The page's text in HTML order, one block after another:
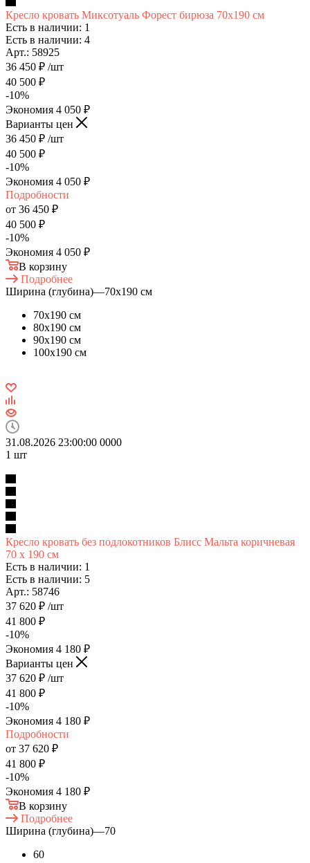
Кресло кровать Миксотуаль Форест бирюза 70х190 см
Есть в наличии: 1
Есть в наличии: 4
Арт.: 58925
36 450 ₽ /шт
40 500 ₽
-10%
Экономия 4 050 ₽
Варианты цен
36 450 ₽ /шт
40 500 ₽
-10%
Экономия 4 050 ₽
Подробности
от 36 450 ₽
40 500 ₽
-10%
Экономия 4 050 ₽
В корзину
Подробнее
Ширина (глубина)—70х190 см
70х190 см
80х190 см
90х190 см
100х190 см
31.08.2026 23:00:00 0000
1 шт
Кресло кровать без подлокотников Блисс Мальта коричневая
70 х 190 см
Есть в наличии: 1
Есть в наличии: 5
Арт.: 58746
37 620 ₽ /шт
41 800 ₽
-10%
Экономия 4 180 ₽
Варианты цен
37 620 ₽ /шт
41 800 ₽
-10%
Экономия 4 180 ₽
Подробности
от 37 620 ₽
41 800 ₽
-10%
Экономия 4 180 ₽
В корзину
Подробнее
Ширина (глубина)—70
60